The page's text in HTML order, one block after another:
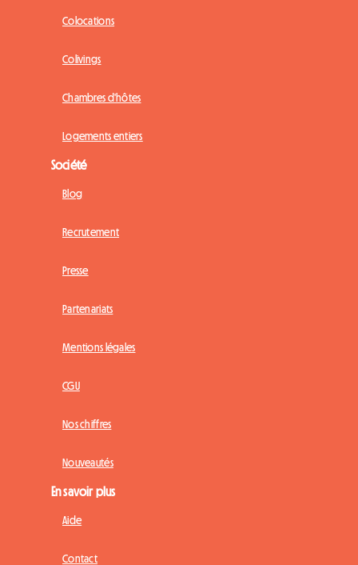
Colocations
Colivings
Chambres d'hôtes
Logements entiers
Société
Blog
Recrutement
Presse
Partenariats
Mentions légales
CGU
Nos chiffres
Nouveautés
En savoir plus
Aide
Contact